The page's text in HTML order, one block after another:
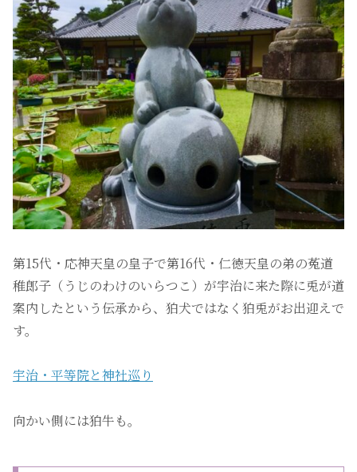
第15代・応神天皇の皇子で第16代・仁徳天皇の弟の菟道
稚郎子（うじのわけのいらつこ）が宇治に来た際に兎が道
案内したという伝承から、狛犬ではなく狛兎がお出迎えで
す。
宇治・平等院と神社巡り
向かい側には狛牛も。